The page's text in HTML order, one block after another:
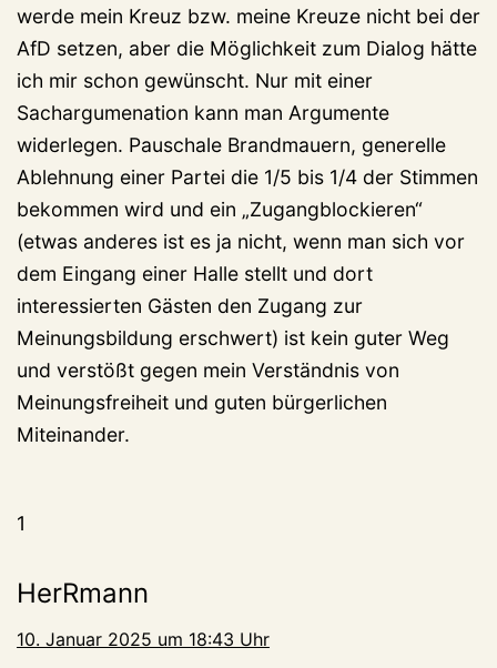
werde mein Kreuz bzw. meine Kreuze nicht bei der
AfD setzen, aber die Möglichkeit zum Dialog hätte
ich mir schon gewünscht. Nur mit einer
Sachargumenation kann man Argumente
widerlegen. Pauschale Brandmauern, generelle
Ablehnung einer Partei die 1/5 bis 1/4 der Stimmen
bekommen wird und ein „Zugangblockieren“
(etwas anderes ist es ja nicht, wenn man sich vor
dem Eingang einer Halle stellt und dort
interessierten Gästen den Zugang zur
Meinungsbildung erschwert) ist kein guter Weg
und verstößt gegen mein Verständnis von
Meinungsfreiheit und guten bürgerlichen
Miteinander.
1
HerRmann
10. Januar 2025 um 18:43 Uhr